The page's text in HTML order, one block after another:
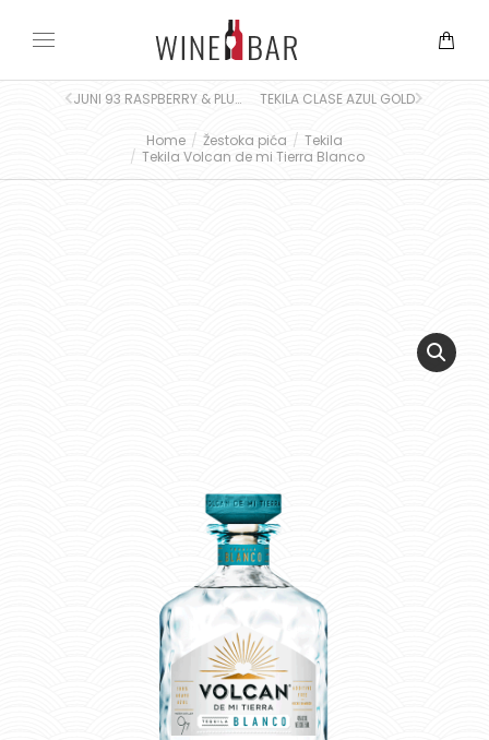
Home Žestoka pića
Tekila
Tekila Volcan de mi Tierra Blanco
JUNI 93 RASPBERRY & PLUM GIN 0.7L TEKILA CLASE AZUL GOLD